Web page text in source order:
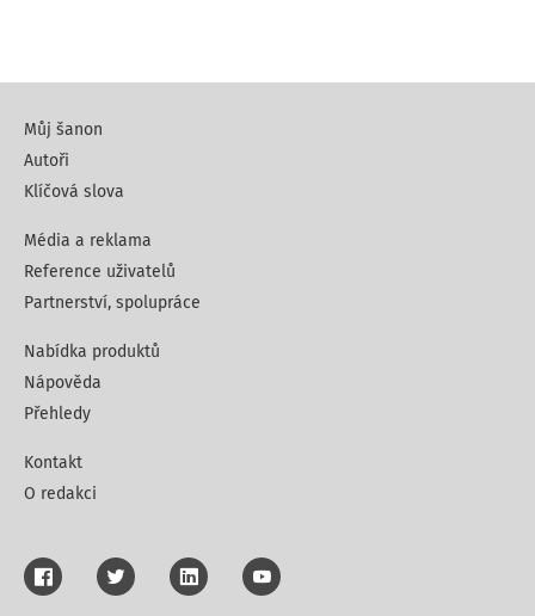
Můj šanon
Autoři
Klíčová slova
Média a reklama
Reference uživatelů
Partnerství, spolupráce
Nabídka produktů
Nápověda
Přehledy
Kontakt
O redakci